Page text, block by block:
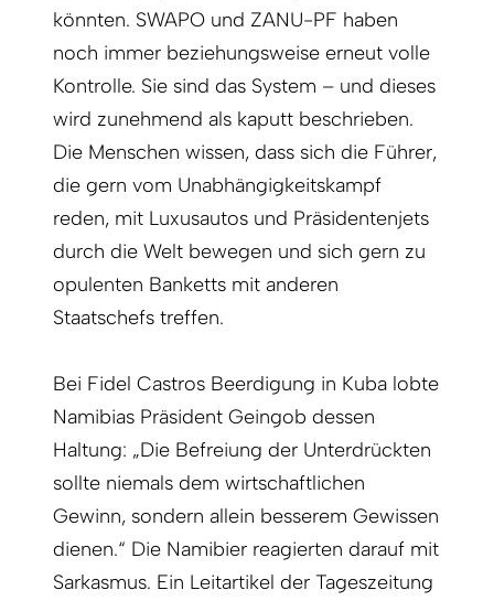
könnten. SWAPO und ZANU-PF haben
noch immer beziehungsweise erneut volle
Kontrolle. Sie sind das System – und dieses
wird zunehmend als kaputt beschrieben.
Die Menschen wissen, dass sich die Führer,
die gern vom Unabhängigkeitskampf
reden, mit Luxusautos und Präsidentenjets
durch die Welt bewegen und sich gern zu
opulenten Banketts mit anderen
Staatschefs treffen.
Bei Fidel Castros Beerdigung in Kuba lobte
Namibias Präsident Geingob dessen
Haltung: „Die Befreiung der Unterdrückten
sollte niemals dem wirtschaftlichen
Gewinn, sondern allein besserem Gewissen
dienen.“ Die Namibier reagierten darauf mit
Sarkasmus. Ein Leitartikel der Tageszeitung